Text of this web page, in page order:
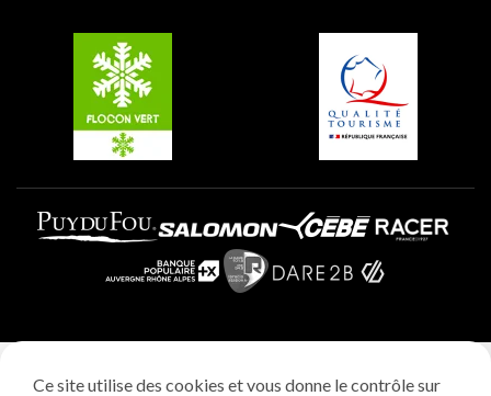
Plagne Villages
Plagne Aime 2000
Ce site utilise des cookies et vous donne le contrôle sur